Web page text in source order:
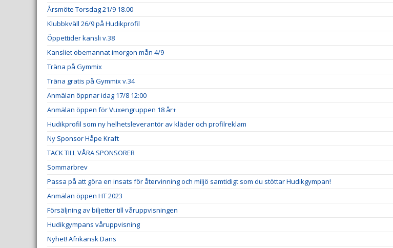
Årsmöte Torsdag 21/9 18.00
Klubbkväll 26/9 på Hudikprofil
Öppettider kansli v.38
Kansliet obemannat imorgon mån 4/9
Träna på Gymmix
Träna gratis på Gymmix v.34
Anmälan öppnar idag 17/8 12:00
Anmälan öppen för Vuxengruppen 18 år+
Hudikprofil som ny helhetsleverantör av kläder och profilreklam
Ny Sponsor Håpe Kraft
TACK TILL VÅRA SPONSORER
Sommarbrev
Passa på att göra en insats för återvinning och miljö samtidigt som du stöttar Hudikgympan!
Anmälan öppen HT 2023
Försäljning av biljetter till våruppvisningen
Hudikgympans våruppvisning
Nyhet! Afrikansk Dans